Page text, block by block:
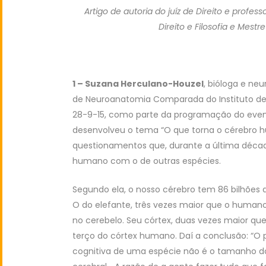
Artigo de autoria do juíz de Direito e
Direito e Filosofia e
1 – Suzana Herculano-Houzel, bióloga e
de Neuroanatomia Comparada do Instituto
28-9-15, como parte da programação do
desenvolveu o tema “O que torna o cérebro
questionamentos que, durante a última
humano com o de outras espécies.
Segundo ela, o nosso cérebro tem 86 bilhões
O do elefante, três vezes maior que o
no cerebelo. Seu córtex, duas vezes maior
terço do córtex humano. Daí a conclusão:
cognitiva de uma espécie não é o tamanho